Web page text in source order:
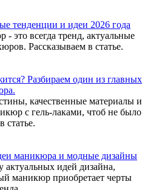
тенденции и идеи 2026 года
это всегда тренд, актуальные
Рассказываем в статье.
Разбираем один из главных
качественные материалы и
с гель-лаками, чтоб не было
статье.
маникюра и модные дизайны
актуальных идей дизайна,
маникюр приобретает черты